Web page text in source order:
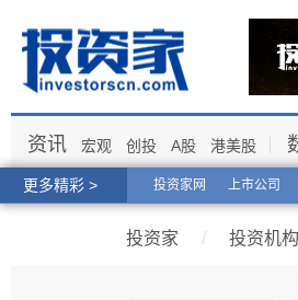
更多精彩 > 投资家网 上市公司
资讯 宏观 创投 A股 港美股
投资家 / 投资机构